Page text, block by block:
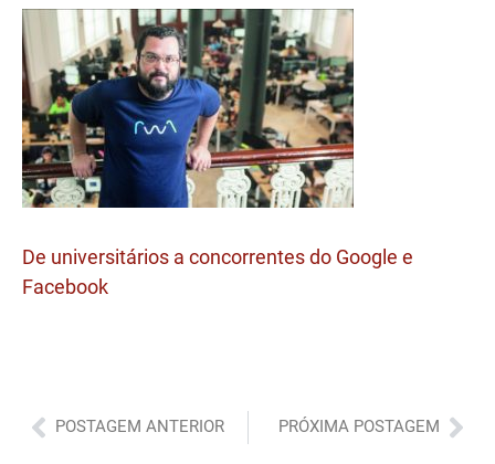
De universitários a concorrentes do Google e
Facebook
Anterior
POSTAGEM ANTERIOR PRÓXIMA POSTAGEM